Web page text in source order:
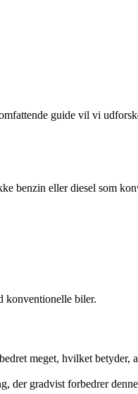
guide vil vi
benzin eller diesel som
konventionelle biler.
meget, hvilket betyder,
der gradvist forbedrer